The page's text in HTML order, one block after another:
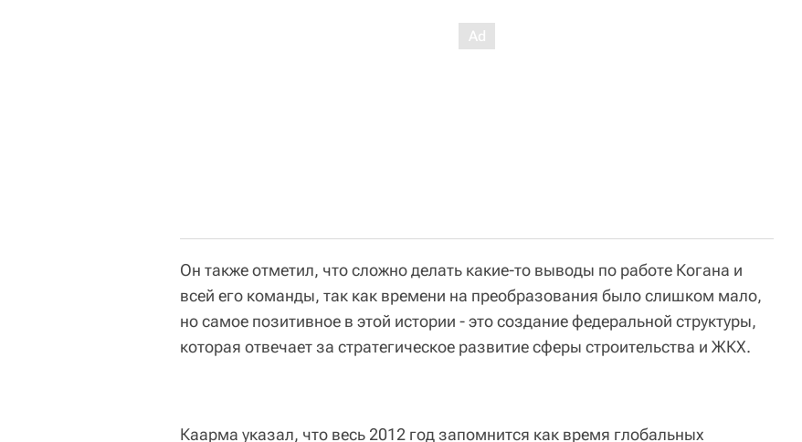
Он также отметил, что сложно делать какие-то выводы по работе Когана и
всей его команды, так как времени на преобразования было слишком мало,
но самое позитивное в этой истории - это создание федеральной структуры,
которая отвечает за стратегическое развитие сферы строительства и ЖКХ.
Каарма указал, что весь 2012 год запомнится как время глобальных